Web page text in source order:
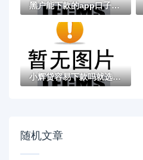
黑户能下款的app口子有哪些？今天带来10款黑...
小辉贷容易下款吗就选这7个4千元黑户无条件...
随机文章